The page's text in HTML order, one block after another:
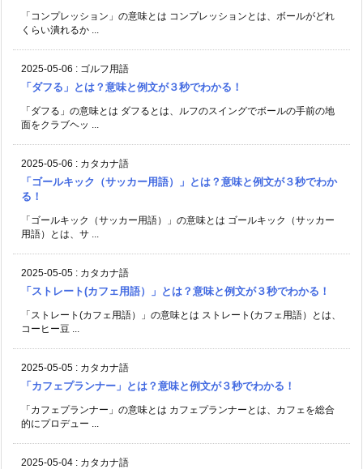
「コンプレッション」の意味とは コンプレッションとは、ボールがどれ
くらい潰れるか ...
2025-05-06 : ゴルフ用語
「ダフる」とは？意味と例文が３秒でわかる！
「ダフる」の意味とは ダフるとは、ルフのスイングでボールの手前の地
面をクラブヘッ ...
2025-05-06 : カタカナ語
「ゴールキック（サッカー用語）」とは？意味と例文が３秒でわか
る！
「ゴールキック（サッカー用語）」の意味とは ゴールキック（サッカー
用語）とは、サ ...
2025-05-05 : カタカナ語
「ストレート(カフェ用語）」とは？意味と例文が３秒でわかる！
「ストレート(カフェ用語）」の意味とは ストレート(カフェ用語）とは、
コーヒー豆 ...
2025-05-05 : カタカナ語
「カフェプランナー」とは？意味と例文が３秒でわかる！
「カフェプランナー」の意味とは カフェプランナーとは、カフェを総合
的にプロデュー ...
2025-05-04 : カタカナ語